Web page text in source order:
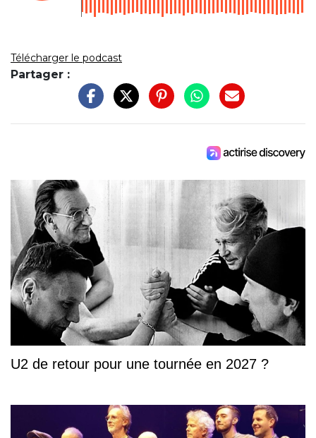
Télécharger le podcast
Partager :
U2 de retour pour une tournée en 2027 ?